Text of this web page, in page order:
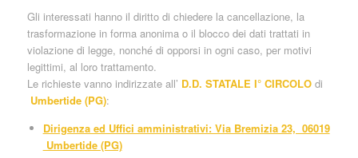
Gli interessati hanno il diritto di chiedere la cancellazione, la
trasformazione in forma anonima o il blocco dei dati trattati in
violazione di legge, nonché di opporsi in ogni caso, per motivi
legittimi, al loro trattamento.
Le richieste vanno indirizzate all’ D.D. STATALE I° CIRCOLOdi
Umbertide (PG):
Dirigenza ed Uffici amministrativi: Via Bremizia 23, 06019
Umbertide (PG)